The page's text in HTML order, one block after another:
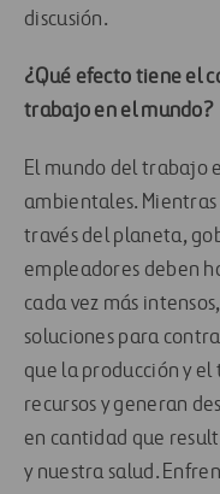
discusión.
¿Qué efecto tiene el
trabajo en el mundo?
El mundo del trabajo
ambientales.
través del planeta,
empleadores deben
cada vez más
soluciones para
que la producción y
recursos y generan
en cantidad que
y nuestra salud.